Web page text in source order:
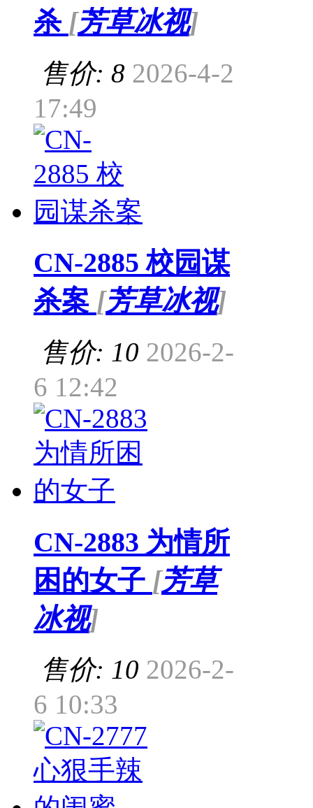
杀 [芳草冰视]
售价: 8 2026-4-2
17:49
CN-2885 校园谋
杀案 [芳草冰视]
售价: 10 2026-2-
6 12:42
CN-2883 为情所
困的女子 [芳草
冰视]
售价: 10 2026-2-
6 10:33